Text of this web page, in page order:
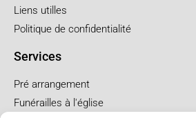
Liens utilles
Politique de confidentialité
Services
Pré arrangement
Funérailles à l'église